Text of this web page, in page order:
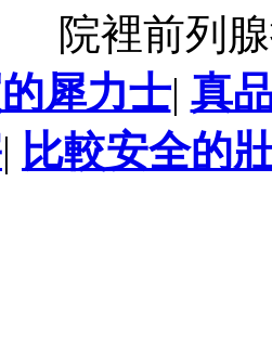
院裡前列
犀力士| 真
| 比較安全的